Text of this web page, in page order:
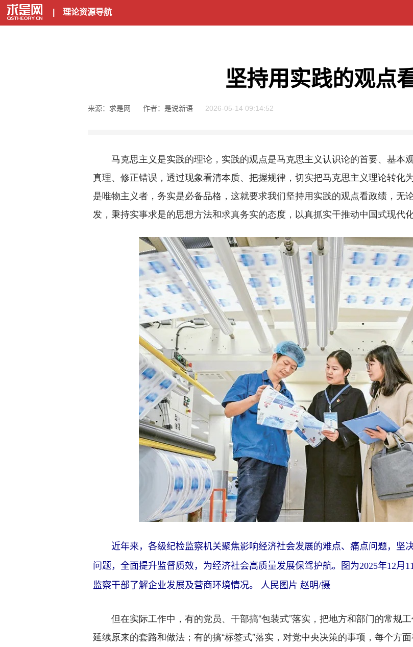
理论资源导航
坚持用实践的观点
来源：求是网 作者：是说新语 2026-05-14 09:14:52
马克思主义是实践的理论，实践的观点是马克思主义认识论的首要、基本
真理、修正错误，透过现象看清本质、把握规律，切实把马克思主义理论转化
是唯物主义者，务实是必备品格，这就要求我们坚持用实践的观点看政绩，无
发，秉持实事求是的思想方法和求真务实的态度，以真抓实干推动中国式现代
近年来，各级纪检监察机关聚焦影响经济社会发展的难点、痛点问题，坚
问题，全面提升监督质效，为经济社会高质量发展保驾护航。图为2025年12月
监察干部了解企业发展及营商环境情况。 人民图片 赵明/摄
但在实际工作中，有的党员、干部搞“包装式”落实，把地方和部门的常规
延续原来的套路和做法；有的搞“标签式”落实，对党中央决策的事项，每个方